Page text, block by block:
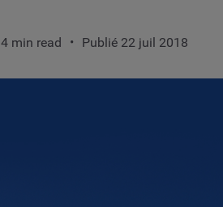
4 min read Publié 22 juil 2018